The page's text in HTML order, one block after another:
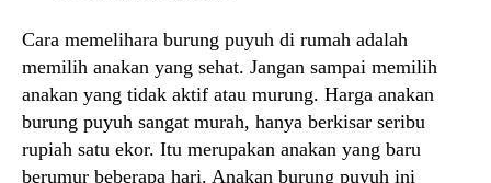
Cara memelihara burung puyuh di rumah adalah
memilih anakan yang sehat. Jangan sampai memilih
anakan yang tidak aktif atau murung. Harga anakan
burung puyuh sangat murah, hanya berkisar seribu
rupiah satu ekor. Itu merupakan anakan yang baru
berumur beberapa hari. Anakan burung puyuh ini